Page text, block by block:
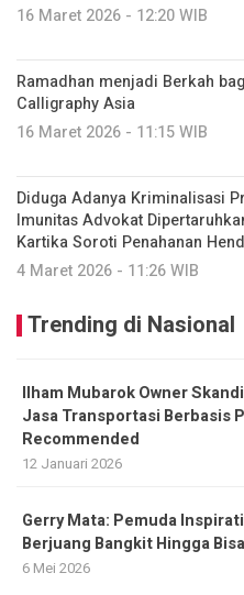
16 Maret 2026 - 12:20 WIB
Ramadhan menjadi Berkah
Calligraphy Asia
16 Maret 2026 - 11:15 WIB
Diduga Adanya Kriminalisasi
Imunitas Advokat
Kartika Soroti Penahanan
4 Maret 2026 - 11:26 WIB
Trending di Nasional
Ilham Mubarok Owner
Jasa Transportasi Berbasis
Recommended
12 Januari 2026
Gerry Mata: Pemuda
Berjuang Bangkit Hingga
6 Mei 2026